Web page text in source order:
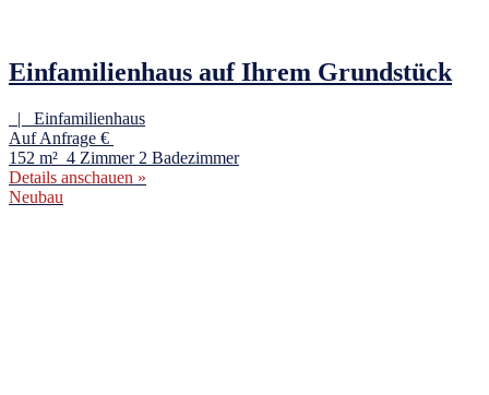
Einfamilienhaus auf Ihrem Grundstück
| Einfamilienhaus
Auf Anfrage €
152 m² 4 Zimmer 2 Badezimmer
Details anschauen »
Neubau